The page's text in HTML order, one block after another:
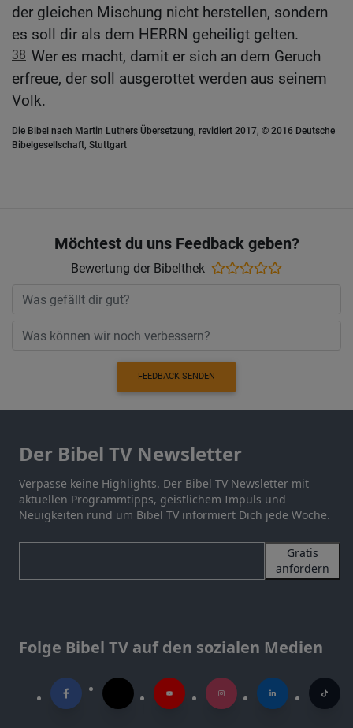
der gleichen Mischung nicht herstellen, sondern
es soll dir als dem HERRN geheiligt gelten.
38 Wer es macht, damit er sich an dem Geruch
erfreue, der soll ausgerottet werden aus seinem
Volk.
Die Bibel nach Martin Luthers Übersetzung, revidiert 2017, © 2016 Deutsche
Bibelgesellschaft, Stuttgart
Möchtest du uns Feedback geben?
Bewertung der Bibelthek
FEEDBACK SENDEN
Der Bibel TV Newsletter
Verpasse keine Highlights. Der Bibel TV Newsletter mit
aktuellen Programmtipps, geistlichem Impuls und
Neuigkeiten rund um Bibel TV informiert Dich jede Woche.
Gratis
anfordern
Folge Bibel TV auf den sozialen Medien